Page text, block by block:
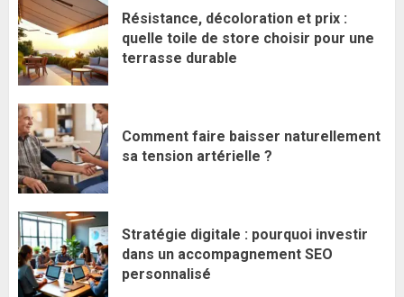
Résistance, décoloration et prix :
quelle toile de store choisir pour une
terrasse durable
Comment faire baisser naturellement
sa tension artérielle ?
Stratégie digitale : pourquoi investir
dans un accompagnement SEO
personnalisé